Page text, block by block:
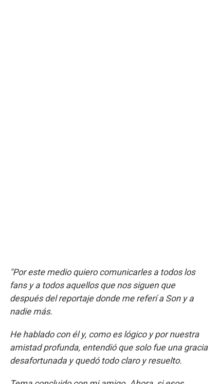
"Por este medio quiero comunicarles a todos los
fans y a todos aquellos que nos siguen que
después del reportaje donde me referí a Son y a
nadie más.
He hablado con él y, como es lógico y por nuestra
amistad profunda, entendió que solo fue una gracia
desafortunada y quedó todo claro y resuelto.